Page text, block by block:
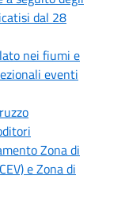
dal 28
nei fiumi e
eventi
Zona di
e Zona di